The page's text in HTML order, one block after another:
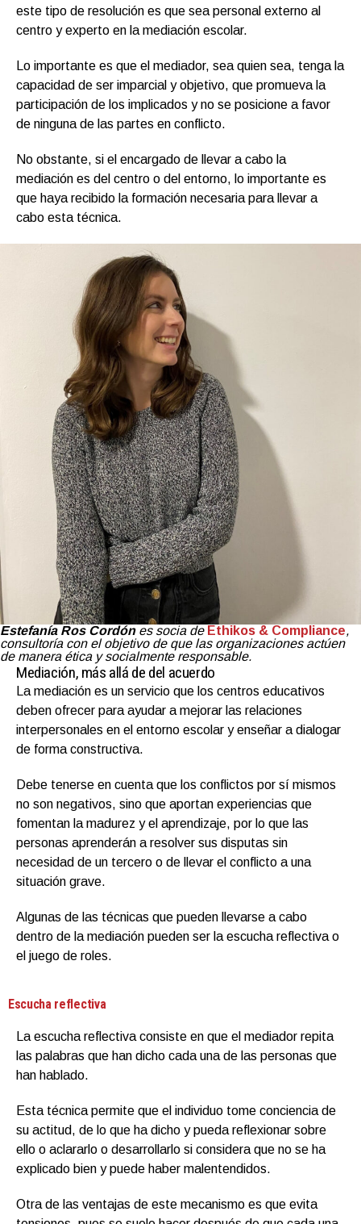
este tipo de resolución es que sea personal externo al
centro y experto en la mediación escolar.
Lo importante es que el mediador, sea quien sea, tenga la
capacidad de ser imparcial y objetivo, que promueva la
participación de los implicados y no se posicione a favor
de ninguna de las partes en conflicto.
No obstante, si el encargado de llevar a cabo la
mediación es del centro o del entorno, lo importante es
que haya recibido la formación necesaria para llevar a
cabo esta técnica.
Estefanía Ros Cordónes socia de Ethikos & Compliance,
consultoría con el objetivo de que las organizaciones actúen
de manera ética y socialmente responsable.
Mediación, más allá de del acuerdo
La mediación es un servicio que los centros educativos
deben ofrecer para ayudar a mejorar las relaciones
interpersonales en el entorno escolar y enseñar a dialogar
de forma constructiva.
Debe tenerse en cuenta que los conflictos por sí mismos
no son negativos, sino que aportan experiencias que
fomentan la madurez y el aprendizaje, por lo que las
personas aprenderán a resolver sus disputas sin
necesidad de un tercero o de llevar el conflicto a una
situación grave.
Algunas de las técnicas que pueden llevarse a cabo
dentro de la mediación pueden ser la escucha reflectiva o
el juego de roles.
Escucha reflectiva
La escucha reflectiva consiste en que el mediador repita
las palabras que han dicho cada una de las personas que
han hablado.
Esta técnica permite que el individuo tome conciencia de
su actitud, de lo que ha dicho y pueda reflexionar sobre
ello o aclararlo o desarrollarlo si considera que no se ha
explicado bien y puede haber malentendidos.
Otra de las ventajas de este mecanismo es que evita